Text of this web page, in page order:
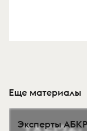
Еще материалы
Эксперты